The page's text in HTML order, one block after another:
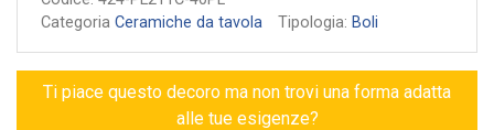
Categoria Ceramiche da tavola Tipologia: Boli
Ti piace questo decoro ma non trovi una forma adatta
alle tue esigenze?